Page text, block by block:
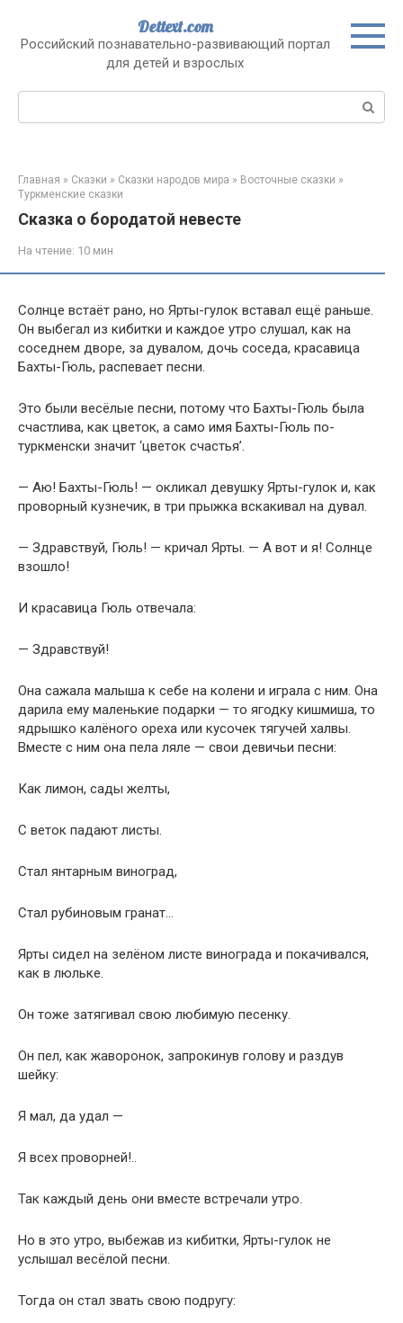
контенту
Dettext.com
Российский познавательно-развивающий портал
для детей и взрослых
Поиск:
Главная » Сказки » Сказки народов мира » Восточные сказки »
Туркменские сказки
Сказка о бородатой невесте
На чтение: 10 мин
Солнце встаёт рано, но Ярты-гулок вставал ещё раньше.
Он выбегал из кибитки и каждое утро слушал, как на
соседнем дворе, за дувалом, дочь соседа, красавица
Бахты-Гюль, распевает песни.
Это были весёлые песни, потому что Бахты-Гюль была
счастлива, как цветок, а само имя Бахты-Гюль по-
туркменски значит ‘цветок счастья’.
— Аю! Бахты-Гюль! — окликал девушку Ярты-гулок и, как
проворный кузнечик, в три прыжка вскакивал на дувал.
— Здравствуй, Гюль! — кричал Ярты. — А вот и я! Солнце
взошло!
И красавица Гюль отвечала:
— Здравствуй!
Она сажала малыша к себе на колени и играла с ним. Она
дарила ему маленькие подарки — то ягодку кишмиша, то
ядрышко калёного ореха или кусочек тягучей халвы.
Вместе с ним она пела ляле — свои девичьи песни:
Как лимон, сады желты,
С веток падают листы.
Стал янтарным виноград,
Стал рубиновым гранат…
Ярты сидел на зелёном листе винограда и покачивался,
как в люльке.
Он тоже затягивал свою любимую песенку.
Он пел, как жаворонок, запрокинув голову и раздув
шейку:
Я мал, да удал —
Я всех проворней!..
Так каждый день они вместе встречали утро.
Но в это утро, выбежав из кибитки, Ярты-гулок не
услышал весёлой песни.
Тогда он стал звать свою подругу: